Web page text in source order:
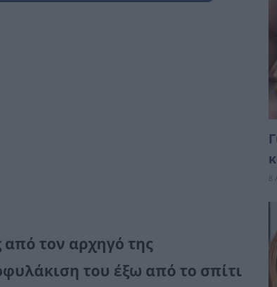
από τον αρχηγό της
του έξω από το σπίτι
8